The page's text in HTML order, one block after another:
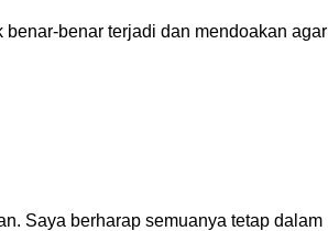
benar terjadi dan mendoakan agar
Saya berharap semuanya tetap dalam